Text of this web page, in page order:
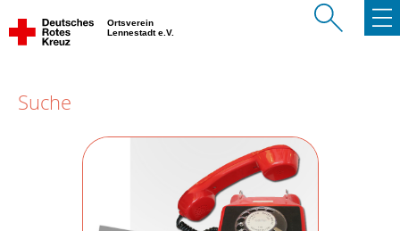
Ortsverein
Lennestadt e.V.
Suche